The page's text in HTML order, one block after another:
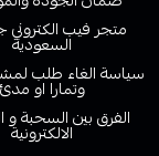
متجر فيب الكتروني
السعودية
سياسة الغاء طلب
وتمارا او مدئ
الفرق بين السحبة
الالكترونية